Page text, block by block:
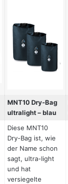
MNT10 Dry-Bag
ultralight – blau
Diese MNT10
Dry-Bag ist, wie
der Name schon
sagt, ultra-light
und hat
versiegelte